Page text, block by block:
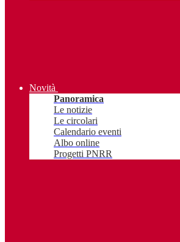
Novità
Panoramica
Le notizie
Le circolari
Calendario eventi
Albo online
Progetti PNRR